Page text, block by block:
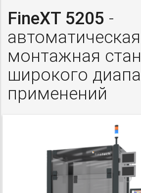
FineXT 5205 -
автоматическая
монтажная
широкого
применений